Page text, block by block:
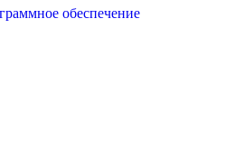
обеспечение